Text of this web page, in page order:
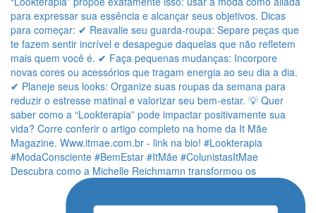
Descubra como a Michelle Reichmamn transformou os